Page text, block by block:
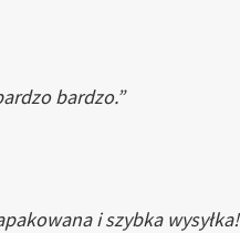
bardzo.”
i szybka wysyłka!